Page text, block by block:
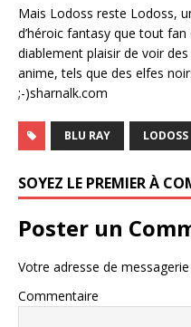
Mais Lodoss reste Lodoss,
d’héroic fantasy que tout
diablement plaisir de voir
anime, tels que des elfes
;-)sharnalk.com
BLU RAY LODOSS
SOYEZ LE PREMIER À
Poster un
Votre adresse de
Commentaire